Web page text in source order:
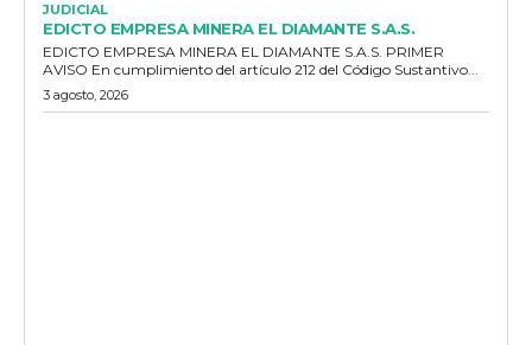
JUDICIAL
EDICTO EMPRESA MINERA EL DIAMANTE S.A.S.
EDICTO EMPRESA MINERA EL DIAMANTE S.A.S. PRIMER
AVISO En cumplimiento del artículo 212 del Código Sustantivo...
3 agosto, 2026